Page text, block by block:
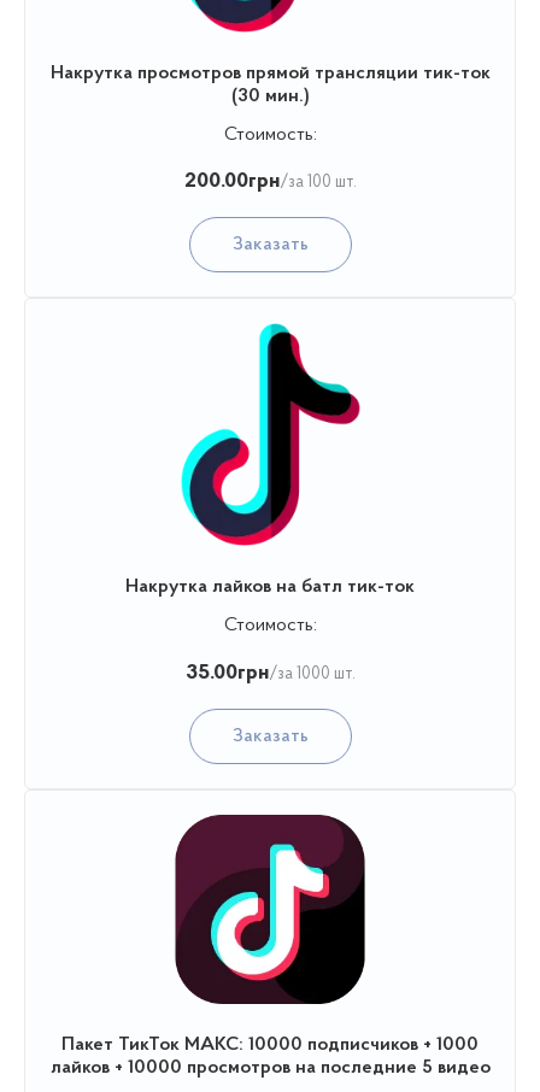
Накрутка просмотров прямой трансляции тик-ток
(30 мин.)
Стоимость:
200.00грн/за 100 шт.
Заказать
Накрутка лайков на батл тик-ток
Стоимость:
35.00грн/за 1000 шт.
Заказать
Пакет ТикТок МАКС: 10000 подписчиков + 1000
лайков + 10000 просмотров на последние 5 видео